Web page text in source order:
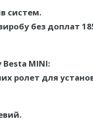
систем.
без доплат
Besta MINI:
ролет для